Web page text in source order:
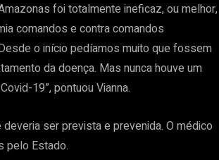
foi totalmente ineficaz, ou melhor,
comandos e contra comandos
o início pedíamos muito que fossem
da doença. Mas nunca houve um
19”, pontuou Vianna.
ser prevista e prevenida. O médico
pelo Estado.